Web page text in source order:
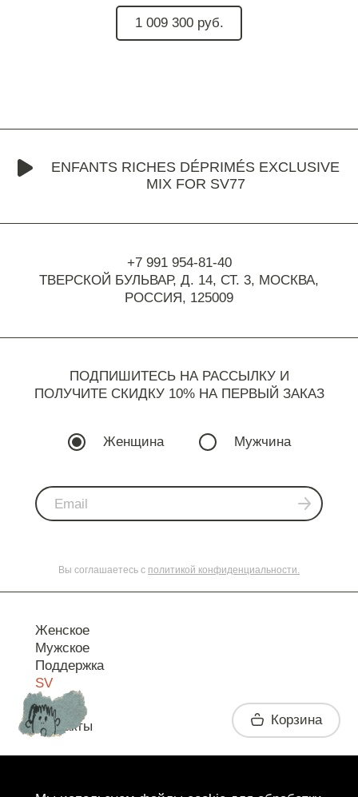
1 009 300 руб.
ENFANTS RICHES DÉPRIMÉS EXCLUSIVE
MIX FOR SV77
+7 991 954-81-40
ТВЕРСКОЙ БУЛЬВАР, Д. 14, СТ. 3, МОСКВА,
РОССИЯ, 125009
ПОДПИШИТЕСЬ НА РАССЫЛКУ И
ПОЛУЧИТЕ СКИДКУ 10% НА ПЕРВЫЙ ЗАКАЗ
Женщина Мужчина
Вы соглашаетесь с политикой конфиденциальности.
Женское
Мужское
Поддержка
SV
Контакты Корзина